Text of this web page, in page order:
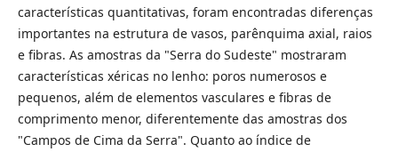
características quantitativas, foram encontradas diferenças
importantes na estrutura de vasos, parênquima axial, raios
e fibras. As amostras da "Serra do Sudeste" mostraram
características xéricas no lenho: poros numerosos e
pequenos, além de elementos vasculares e fibras de
comprimento menor, diferentemente das amostras dos
"Campos de Cima da Serra". Quanto ao índice de